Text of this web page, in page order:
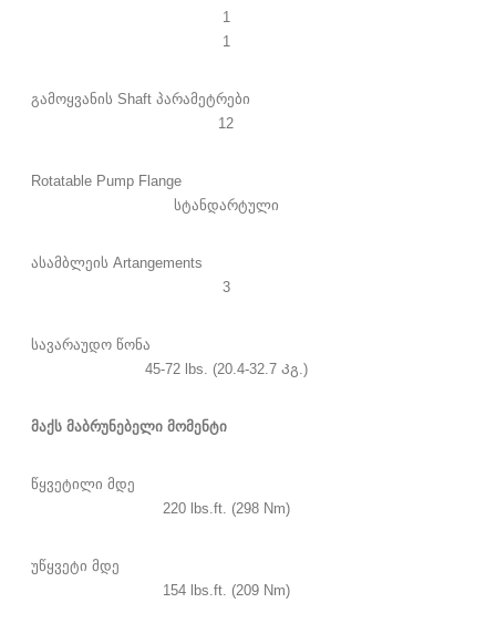
1
1
გამოყვანის Shaft პარამეტრები
12
Rotatable Pump Flange
სტანდარტული
ასამბლეის Artangements
3
სავარაუდო წონა
45-72 lbs. (20.4-32.7 Კგ.)
მაქს მაბრუნებელი მომენტი
წყვეტილი მდე
220 lbs.ft. (298 Nm)
უწყვეტი მდე
154 lbs.ft. (209 Nm)